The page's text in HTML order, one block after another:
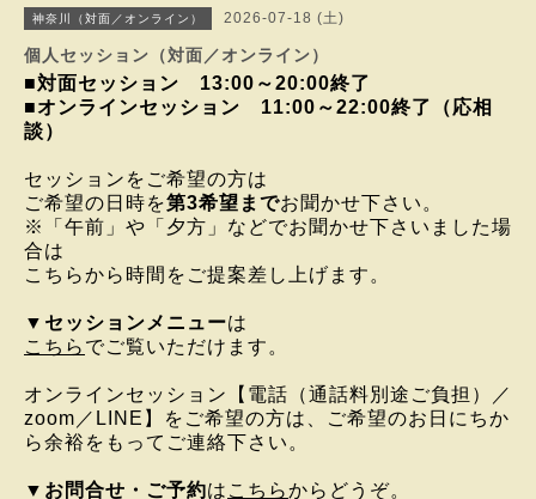
神奈川（対面／オンライン） 2026-07-18 (土)
個人セッション（対面／オンライン）
■対面セッション 13:00 ～20:00終了
■オンラインセッション 11:00～22:00終了（応相
談）
セッションをご希望の方は
ご希望の日時を第3希望までお聞かせ下さい。
※「午前」や「夕方」などでお聞かせ下さいました場
合は
こちらから時間をご提案差し上げます。
▼ セッションメニューは
こちら でご覧いただけます。
オンラインセッション
【電話（通話料別途ご負担）／
zoom／LINE】を ご希望の方は、
ご希望のお日にちか
ら余裕をもってご連絡下さい。
▼ お問合せ・ご予約は こちらからどうぞ。